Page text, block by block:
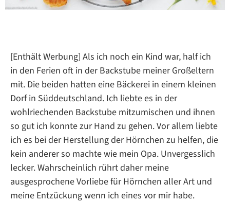
[Enthält Werbung] Als ich noch ein Kind war, half ich
in den Ferien oft in der Backstube meiner Großeltern
mit. Die beiden hatten eine Bäckerei in einem kleinen
Dorf in Süddeutschland. Ich liebte es in der
wohlriechenden Backstube mitzumischen und ihnen
so gut ich konnte zur Hand zu gehen. Vor allem liebte
ich es bei der Herstellung der Hörnchen zu helfen, die
kein anderer so machte wie mein Opa. Unvergesslich
lecker. Wahrscheinlich rührt daher meine
ausgesprochene Vorliebe für Hörnchen aller Art und
meine Entzückung wenn ich eines vor mir habe.